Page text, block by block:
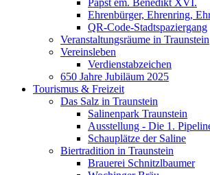
Papst em. Benedikt XVI.
Ehrenbürger, Ehrenring,
QR-Code-Stadtspaziergang
Veranstaltungsräume in Traunstein
Vereinsleben
Verdienstabzeichen
650 Jahre Jubiläum 2025
Tourismus & Freizeit
Das Salz in Traunstein
Salinenpark Traunstein
Ausstellung - Die 1.
Schauplätze der Saline
Biertradition in Traunstein
Brauerei Schnitzlbaumer